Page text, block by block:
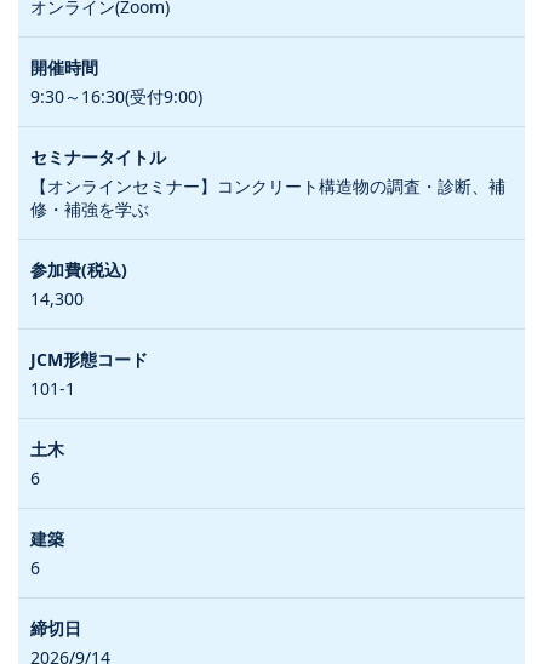
オンライン(Zoom)
9:30～16:30(受付9:00)
【オンラインセミナー】コンクリート構造物の調査・診断、補
修・補強を学ぶ
14,300
101-1
6
6
2026/9/14